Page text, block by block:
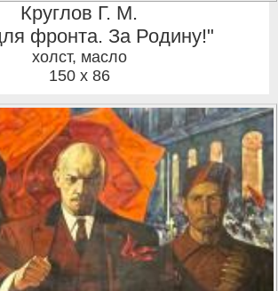
Круглов Г. М.
фронта. За Родину!"
холст, масло
150 x 86